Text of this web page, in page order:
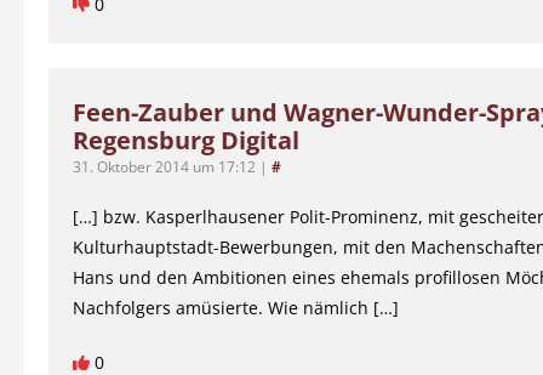
Feen-Zauber und Wagner-Wunder-
Regensburg Digital
31. Oktober 2014 um 17:12 | #
[…] bzw. Kasperlhausener Polit-Prominenz, mit
Kulturhauptstadt-Bewerbungen, mit den
Hans und den Ambitionen eines ehemals profillosen
Nachfolgers amüsierte. Wie nämlich […]
0